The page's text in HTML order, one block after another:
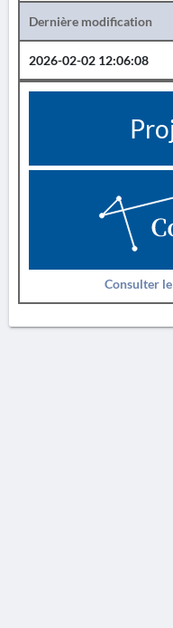
Dernière modification
2026-02-02 12:06:08
Consulter